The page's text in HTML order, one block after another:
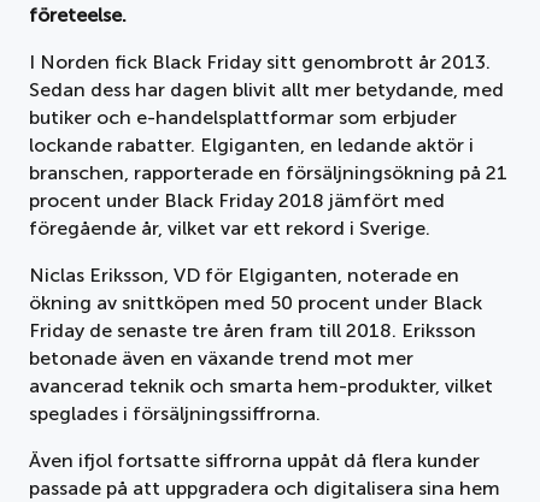
företeelse.
I Norden fick Black Friday sitt genombrott år 2013.
Sedan dess har dagen blivit allt mer betydande, med
butiker och e-handelsplattformar som erbjuder
lockande rabatter. Elgiganten, en ledande aktör i
branschen, rapporterade en försäljningsökning på 21
procent under Black Friday 2018 jämfört med
föregående år, vilket var ett rekord i Sverige.
Niclas Eriksson, VD för Elgiganten, noterade en
ökning av snittköpen med 50 procent under Black
Friday de senaste tre åren fram till 2018. Eriksson
betonade även en växande trend mot mer
avancerad teknik och smarta hem-produkter, vilket
speglades i försäljningssiffrorna.
Även ifjol fortsatte siffrorna uppåt då flera kunder
passade på att uppgradera och digitalisera sina hem